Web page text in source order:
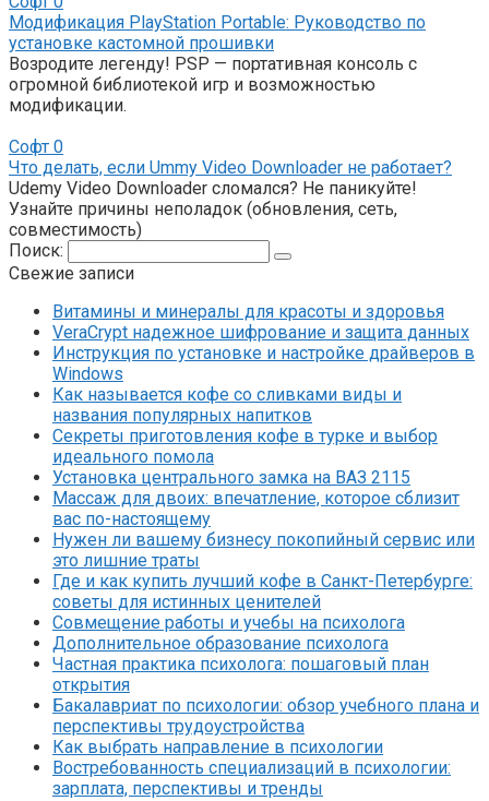
Модификация PlayStation Portable: Руководство по
установке кастомной прошивки
Возродите легенду! PSP — портативная консоль с
огромной библиотекой игр и возможностью
модификации.
Софт 0
Что делать, если Ummy Video Downloader не работает?
Udemy Video Downloader сломался? Не паникуйте!
Узнайте причины неполадок (обновления, сеть,
совместимость)
Поиск:
Свежие записи
Витамины и минералы для красоты и здоровья
VeraCrypt надежное шифрование и защита данных
Инструкция по установке и настройке драйверов в
Windows
Как называется кофе со сливками виды и
названия популярных напитков
Секреты приготовления кофе в турке и выбор
идеального помола
Установка центрального замка на ВАЗ 2115
Массаж для двоих: впечатление, которое сблизит
вас по-настоящему
Нужен ли вашему бизнесу покопийный сервис или
это лишние траты
Где и как купить лучший кофе в Санкт-Петербурге:
советы для истинных ценителей
Совмещение работы и учебы на психолога
Дополнительное образование психолога
Частная практика психолога: пошаговый план
открытия
Бакалавриат по психологии: обзор учебного плана и
перспективы трудоустройства
Как выбрать направление в психологии
Востребованность специализаций в психологии:
зарплата, перспективы и тренды